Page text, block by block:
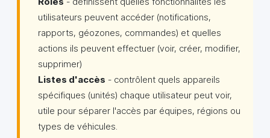
utilisateurs peuvent accéder (notifications,
rapports, géozones, commandes) et quelles
actions ils peuvent effectuer (voir, créer, modifier,
supprimer)
Listes d'accès - contrôlent quels appareils
spécifiques (unités) chaque utilisateur peut voir,
utile pour séparer l'accès par équipes, régions ou
types de véhicules.